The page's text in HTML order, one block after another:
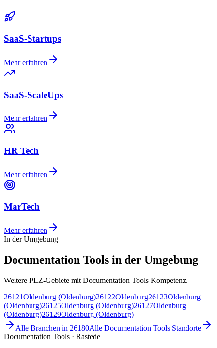
SaaS-Startups
Mehr erfahren
SaaS-ScaleUps
Mehr erfahren
HR Tech
Mehr erfahren
MarTech
Mehr erfahren
In der Umgebung
Documentation Tools in der Umgebung
Weitere PLZ-Gebiete mit Documentation Tools Kompetenz.
26121Oldenburg (Oldenburg)26122Oldenburg26123Oldenburg
(Oldenburg)26125Oldenburg (Oldenburg)26127Oldenburg
(Oldenburg)26129Oldenburg (Oldenburg)
Alle Branchen in 26180Alle Documentation Tools Standorte
Documentation Tools · Rastede